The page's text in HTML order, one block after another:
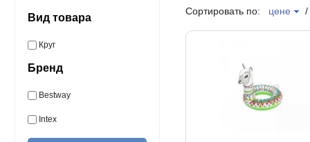
Вид товара
Круг
Бренд
Bestway
Intex
Сортировать по: цене